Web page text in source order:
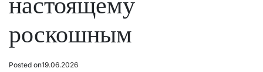
роскошным
Posted on19.06.2026